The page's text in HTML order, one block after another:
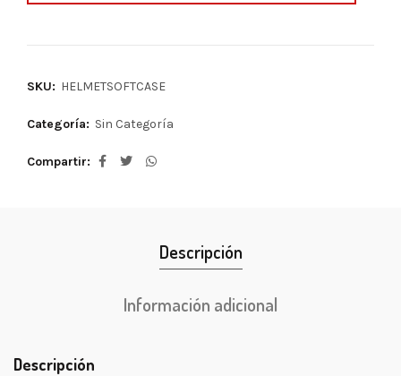
SKU: HELMETSOFTCASE
Categoría: Sin Categoría
Compartir
Descripción
Información adicional
Descripción